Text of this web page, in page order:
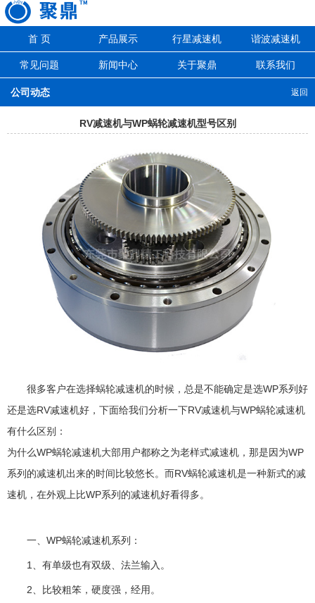
首 页 产品展示 行星减速机 谐波减速机
常见问题 新闻中心 关于聚鼎 联系我们
返回
公司动态
RV减速机与WP蜗轮减速机型号区别
很多客户在选择蜗轮减速机的时候，总是不能确定是选WP系列好
还是选RV减速机好，下面给我们分析一下RV减速机与WP蜗轮减速机
有什么区别：
为什么WP蜗轮减速机大部用户都称之为老样式减速机，那是因为WP
系列的减速机出来的时间比较悠长。而RV蜗轮减速机是一种新式的减
速机，在外观上比WP系列的减速机好看得多。
一、WP蜗轮减速机系列：
1、有单级也有双级、法兰输入。
2、比较粗笨，硬度强，经用。